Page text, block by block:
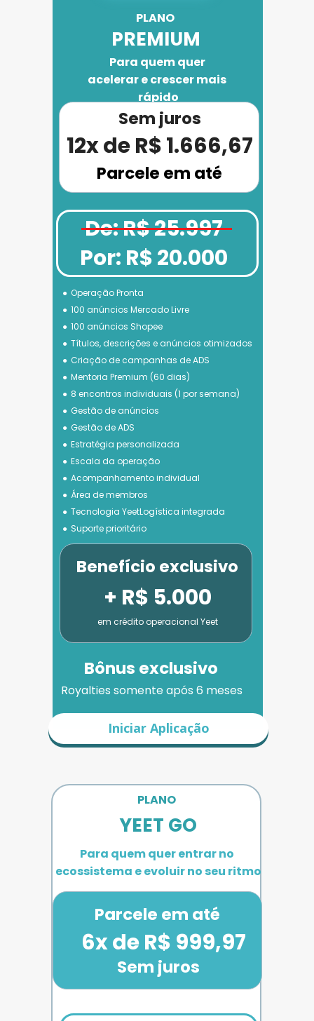
PLANO
PLANO
YEET GO
PREMIUM
Para quem quer entrar no
ecossistema e evoluir no seu ritmo
Parcele em até
Sem juros
Operação Pronta
100 anúncios Mercado Livre
100 anúncios Shopee
Títulos, descrições e anúncios otimizados
Criação de campanhas de ADS
Mentoria Premium (60 dias)
8 encontros individuais (1 por semana)
Gestão de anúncios
Gestão de ADS
Estratégia personalizada
Escala da operação
Acompanhamento individual
Área de membros
Tecnologia YeetLogística integrada
Suporte prioritário
Iniciar Aplicação
Para quem quer
acelerar e crescer mais
rápido
Parcele em até
12x de R$ 1.666,67
Sem juros
De: R$ 25.997
Por: R$ 20.000
Bônus exclusivo
+ R$ 5.000
em crédito operacional Yeet
Benefício exclusivo
Royalties somente após 6 meses
6x de R$ 999,97